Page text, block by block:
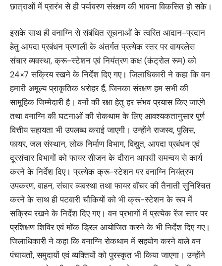
छात्राओं में प्रारंभ से ही पर्यावरण संरक्षण की भावना विकसित हो सके।
इसके साथ ही वनाग्नि से संबंधित सूचनाओं के त्वरित आदान-प्रदान
हेतु आपदा प्रबंधन प्रणाली के अंतर्गत प्रत्येक स्तर पर वायरलेस
संचार व्यवस्था, क्रू-स्टेशन एवं नियंत्रण कक्ष (कंट्रोल रूम) को
24×7 सक्रिय रखने के निर्देश दिए गए। जिलाधिकारी ने कहा कि वन
हमारी अमूल्य प्राकृतिक धरोहर हैं, जिनका संरक्षण हम सभी की
सामूहिक जिम्मेदारी है। वनों की रक्षा हेतु हर संभव प्रयास किए जाएंगे
तथा वनाग्नि की घटनाओं की रोकथाम के लिए आवश्यकतानुसार पूर्ण
वित्तीय सहायता भी उपलब्ध कराई जाएगी। उन्होंने राजस्व, पुलिस,
फायर, जल संस्थान, लोक निर्माण विभाग, विद्युत, आपदा प्रबंधन एवं
दूरसंचार विभागों को फायर सीजन के दौरान आपसी समन्वय से कार्य
करने के निर्देश दिए। प्रत्येक क्रू-स्टेशन पर वनाग्नि नियंत्रण
उपकरण, वाहन, संचार व्यवस्था तथा फायर वॉचर की तैनाती सुनिश्चित
करने के साथ ही पटवारी चौकियों को भी क्रू-स्टेशन के रूप में
सक्रिय रखने के निर्देश दिए गए। वन प्रभागों में प्रत्येक रेंज स्तर पर
प्रशिक्षण शिविर एवं मॉक ड्रिल आयोजित करने के भी निर्देश दिए गए।
जिलाधिकारी ने कहा कि वनाग्नि रोकथाम में सहयोग करने वाले वन
पंचायतों, समुदायों एवं व्यक्तियों को पुरस्कृत भी किया जाएगा। उन्होंने